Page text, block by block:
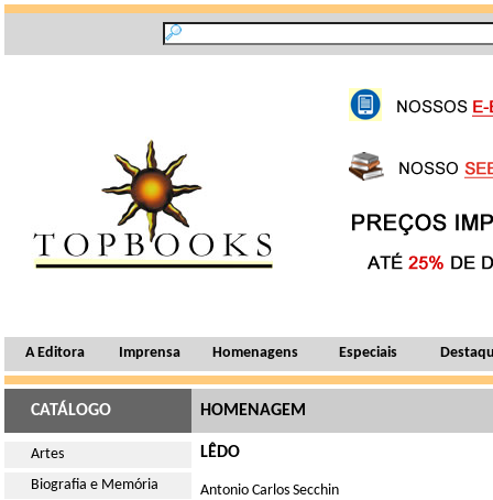
A Editora Imprensa Homenagens Especiais
CATÁLOGO HOMENAGEM
Artes
Biografia e Memória
LÊDO
Antonio Carlos Secchin